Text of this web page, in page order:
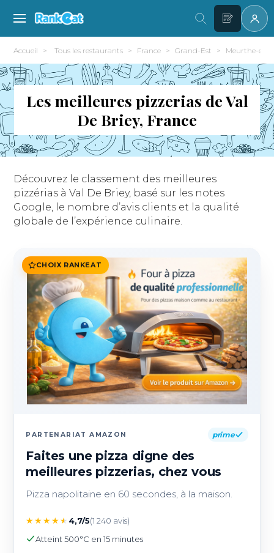
Accueil Tous les restaurants France Grand-Est Meurthe-et-
Les meilleures pizzerias de Val
De Briey, France
Découvrez le classement des meilleures
pizzérias à Val De Briey, basé sur les notes
Google, le nombre d’avis clients et la qualité
globale de l’expérience culinaire.
CHOIX RANKEAT
PARTENARIAT AMAZON prime
Faites une pizza digne des
meilleures pizzerias, chez vous
Pizza napolitaine en 60 secondes, à la maison.
★★★★★ 4,7/5(1 240 avis)
Atteint 500°C en 15 minutes